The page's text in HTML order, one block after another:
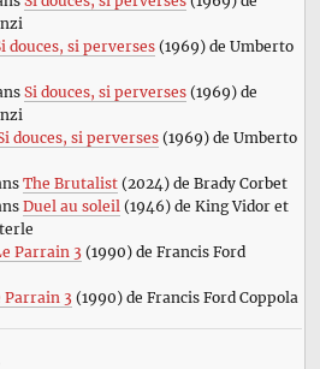
douces, si perverses(1969) de Umberto
Si douces, si perverses(1969) de
douces, si perverses(1969) de Umberto
The Brutalist(2024) de Brady Corbet
Duel au soleil (1946) de King Vidor et
Parrain 3 (1990) de Francis Ford
Parrain 3 (1990) de Francis Ford Coppola